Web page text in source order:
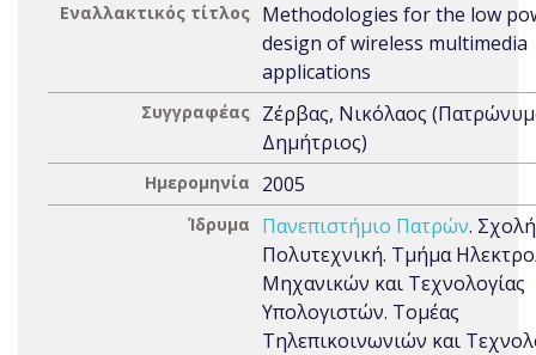
Εναλλακτικός τίτλος Methodologies for the low
design of wireless multimedia
applications
Συγγραφέας Ζέρβας, Νικόλαος
Δημήτριος)
Ημερομηνία 2005
Ίδρυμα Πανεπιστήμιο Πατρών. Σχολή
Πολυτεχνική. Τμήμα
Μηχανικών και Τεχνολογίας
Υπολογιστών. Τομέας
Τηλεπικοινωνιών και